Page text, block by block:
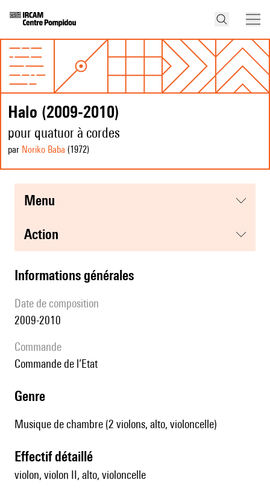
Halo (2009-2010)
pour quatuor à cordes
par Noriko Baba (1972)
menu
action
informations générales
date de composition
2009-2010
Commande
commande de l’Etat
genre
Musique de chambre (2 violons, alto, violoncelle)
effectif détaillé
violon, violon II, alto, violoncelle